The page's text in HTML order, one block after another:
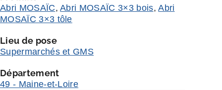
Abri MOSAÏC,Abri MOSAÏC 3×3 bois,Abri
MOSAÏC 3×3 tôle
Lieu de pose
Supermarchés et GMS
Département
49 - Maine-et-Loire